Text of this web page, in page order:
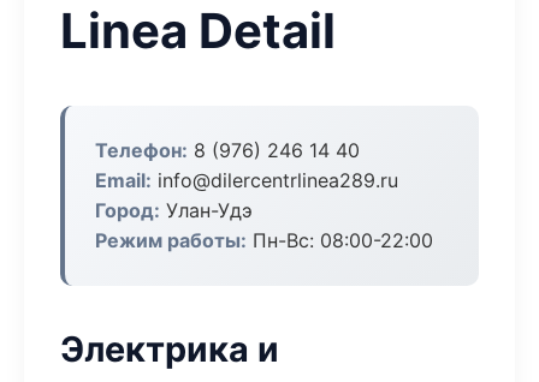
Linea Detail
Телефон: 8 (976) 246 14 40
Email: info@dilercentrlinea289.ru
Город: Улан-Удэ
Режим работы: Пн-Вс: 08:00-22:00
Электрика и